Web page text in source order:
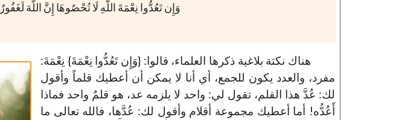
وَإِن تَعُدُّوا نِعْمَةَ اللَّهِ لَا تُحْصُوهَا إِنَّ اللَّهَ
هناك نكتة بلاغية ذكرها العلماء، قالوا: {وَإِن تَعُدُّوا نِعْمَةَ} نِعْمَةَ:
مفرد، والعدد يكون للجمع، أي أنا لا يمكن أن أعطيك قلماً وأقول
لك: عُدَّ هذا القلم، تقول لي: واحد لا يلزمه عد، هو قلمٌ واحد فماذا
أَعُدُّه! أما أعطيك مجموعة أقلام وأقول لك: عُدَّها، فالله تعالى ما